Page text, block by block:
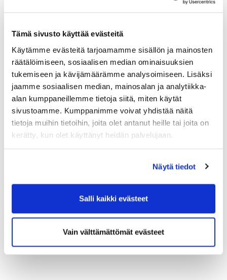
Tämä sivusto käyttää evästeitä
Käytämme evästeitä tarjoamamme sisällön ja mainosten
räätälöimiseen, sosiaalisen median ominaisuuksien
tukemiseen ja kävijämäärämme analysoimiseen. Lisäksi
jaamme sosiaalisen median, mainosalan ja analytiikka-
alan kumppaneillemme tietoja siitä, miten käytät
sivustoamme. Kumppanimme voivat yhdistää näitä
tietoja muihin tietoihin, joita olet antanut heille tai joita on
kerätty, kun olet käyttänyt heidän palvelujaan.
Näytä tiedot
Salli kaikki evästeet
Vain välttämättömät evästeet